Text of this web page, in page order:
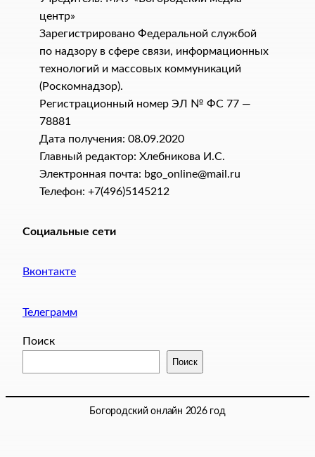
центр»
Зарегистрировано Федеральной службой
по надзору в сфере связи, информационных
технологий и массовых коммуникаций
(Роскомнадзор).
Регистрационный номер ЭЛ № ФС 77 —
78881
Дата получения: 08.09.2020
Главный редактор: Хлебникова И.C.
Электронная почта: bgo_online@mail.ru
Телефон: +7(496)5145212
Социальные сети
Вконтакте
Телеграмм
Поиск
Поиск
Богородский онлайн 2026 год